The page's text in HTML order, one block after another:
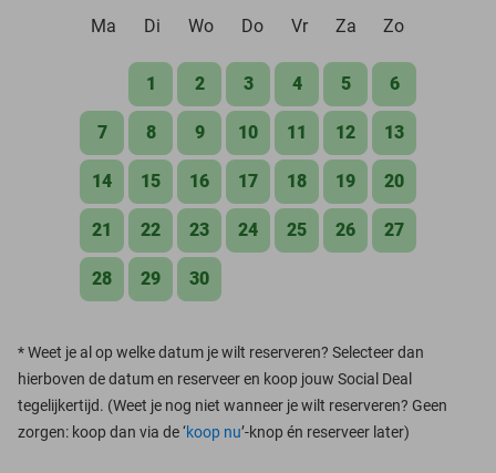
Ma
Di Wo Do Vr Za Zo
1 2 3 4 5 6
7 8 9 10 11 12 13
14 15 16 17 18 19 20
21 22 23 24 25 26 27
28 29 30
*Weet je al op welke datum je wilt reserveren? Selecteer dan
hierboven de datum en reserveer en koop jouw Social Deal
tegelijkertijd. (Weet je nog niet wanneer je wilt reserveren? Geen
zorgen: koop dan via de ‘koop nu’-knop én reserveer later)